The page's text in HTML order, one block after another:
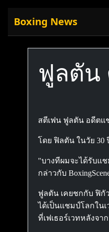
Boxing News
ฟูลตัน
สตีเฟน ฟูลตัน อดีตแ
โดย ฟิลตัน ในวัย 30
"บางทีผมจะได้รับแ
กล่าวกับ
ฟูลตัน เคยชกกับ ฟิกั
ได้เป็นแชมป์โลกใน
ที่เฟเธอร์เวทหลังจา